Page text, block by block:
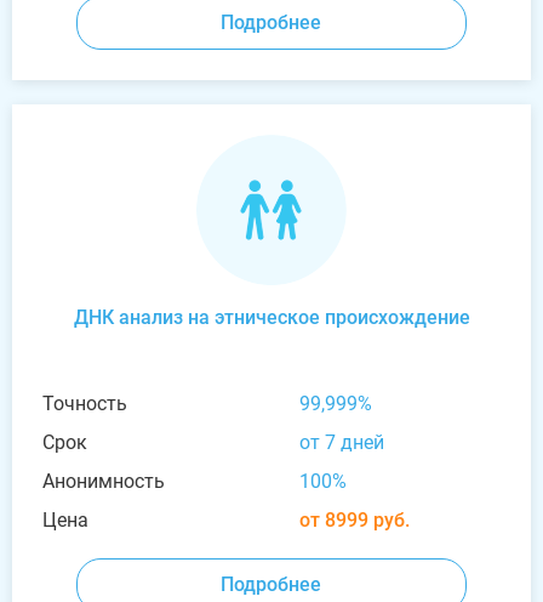
Подробнее
ДНК анализ на этническое происхождение
Точность
99,999%
Срок
от 7 дней
Анонимность
100%
Цена
от 8999 руб.
Подробнее